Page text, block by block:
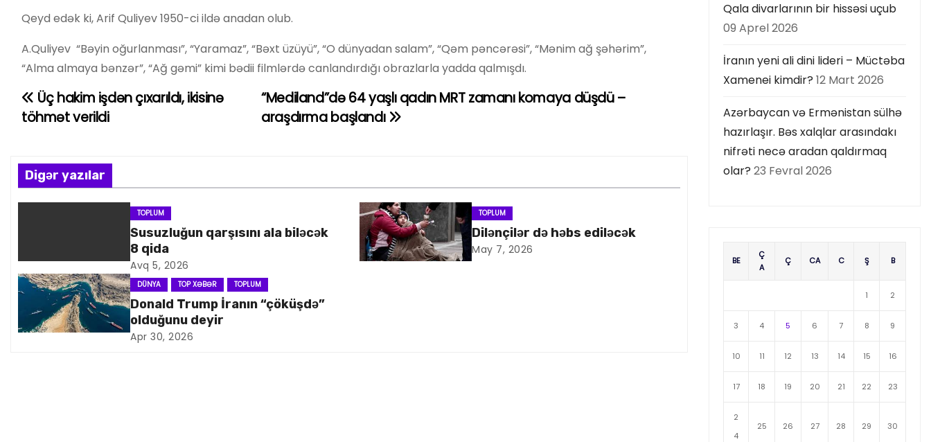
Qeyd edək ki, Arif Quliyev 1950-ci ildə anadan olub.
A.Quliyev “Bəyin oğurlanması”, “Yaramaz”, “Bəxt üzüyü”, “O dünyadan salam”, “Qəm pəncərəsi”, “Mənim ağ şəhərim”,
“Alma almaya bənzər”, “Ağ gəmi” kimi bədii filmlərdə canlandırdığı obrazlarla yadda qalmışdı.
Y
z
ı
v
q
“Mediland”də 64 yaşlı qadın MRT zamanı komaya düşdü –
araşdırma başlandı
Üç hakim işdən çıxarıldı, ikisinə
töhmət verildi
Digər yazılar
TOPLUM
Susuzluğun qarşısını ala biləcək
8 qida
Avq 5, 2026
TOPLUM
Dilənçilər də həbs ediləcək
May 7, 2026
DÜNYA TOP XƏBƏR TOPLUM
Donald Trump İranın “çöküşdə”
olduğunu deyir
Apr 30, 2026
Qala divarlarının bir hissəsi uçub
09 Aprel 2026
İranın yeni ali dini lideri – Müctəba
Xamenei kimdir? 12 Mart 2026
Azərbaycan və Ermənistan sülhə
hazırlaşır. Bəs xalqlar arasındakı
nifrəti necə aradan qaldırmaq
olar? 23 Fevral 2026
BE
Ç
A
Ç CA C Ş B
1 2
3 4 5 6 7 8 9
10 11 12 13 14 15 16
17 18 19 20 21 22 23
2
4
25 26 27 28 29 30